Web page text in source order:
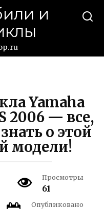
и
Yamaha
2006 — все,
о этой
модели!
Просмотры
61
Опубликовано